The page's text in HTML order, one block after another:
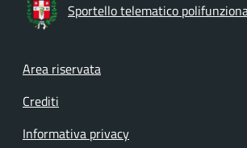
Sportello telematico
Footer menu
Area riservata
Crediti
Informativa privacy